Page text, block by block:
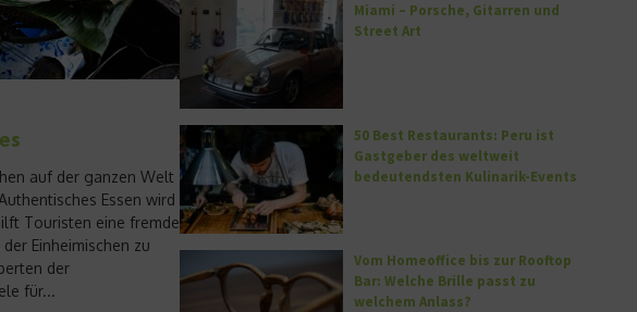
auf der ganzen Welt
Essen wird
Touristen eine fremde
Einheimischen zu
der
für...
Miami – Porsche, Gitarren und
Street Art
50 Best Restaurants: Peru ist
Gastgeber des weltweit
bedeutendsten Kulinarik-Events
Vom Homeoffice bis zur Rooftop
Bar: Welche Brille passt zu
welchem Anlass?